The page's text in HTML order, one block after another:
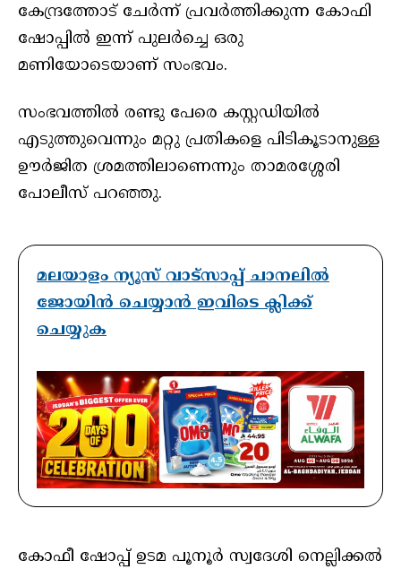
കേന്ദ്രത്തോട് ചേർന്ന് പ്രവർത്തിക്കുന്ന കോഫി
ഷോപ്പിൽ ഇന്ന് പുലർച്ചെ ഒരു
മണിയോടെയാണ് സംഭവം.
സംഭവത്തിൽ രണ്ടു പേരെ കസ്റ്റഡിയിൽ
എടുത്തുവെന്നും മറ്റു പ്രതികളെ പിടികൂടാനുള്ള
ഊർജിത ശ്രമത്തിലാണെന്നും താമരശ്ശേരി
പോലീസ് പറഞ്ഞു.
മലയാളം ന്യൂസ് വാട്സാപ്പ് ചാനലിൽ
ജോയിൻ ചെയ്യാൻ ഇവിടെ ക്ലിക്ക്
ചെയ്യുക
കോഫീ ഷോപ്പ് ഉടമ പൂനൂർ സ്വദേശി നെല്ലിക്കൽ